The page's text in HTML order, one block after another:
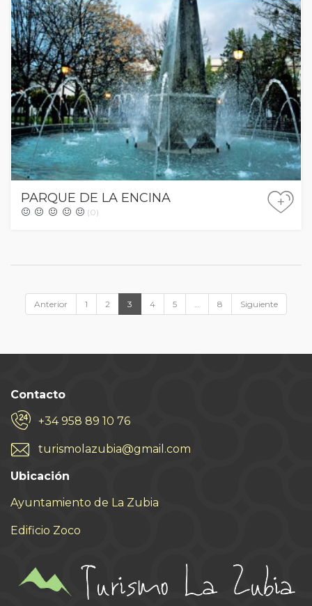
PARQUE DE LA ENCINA
(0)
+
Anterior 1 2 3 4 5 … 8 Siguiente
Contacto
+34 958 89 10 76
turismolazubia@gmail.com
Ubicación
Ayuntamiento de La Zubia
Edificio Zoco